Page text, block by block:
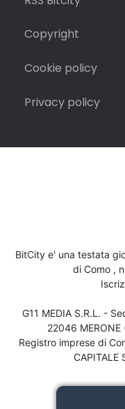
Copyright
Cookie policy
Privacy policy
BitCity e' una testata
di Como ,
G11 MEDIA S.R.L. -
22046
Registro imprese di
CAPITALE